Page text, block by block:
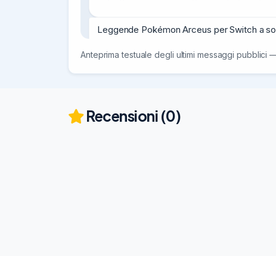
Leggende Pokémon Arceus per Switch a
PITGEN22
PS5 + Call of Duty MWIII a soli 499.99€ (-
https://amzn.to/3SseA58
Anteprima testuale degli ultimi messaggi pubblici
Recensioni (0)